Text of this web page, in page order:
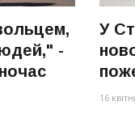
-
У
16